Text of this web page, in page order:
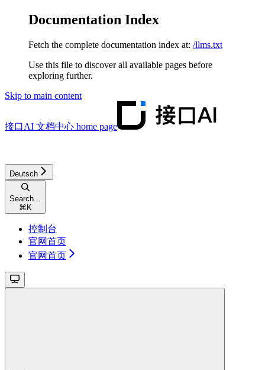
Documentation Index
Fetch the complete documentation index at: /llms.txt
Use this file to discover all available pages before
exploring further.
Skip to main content
接口AI 文档中心 home page
Deutsch
Search...
⌘ K
控制台
官网首页
官网首页